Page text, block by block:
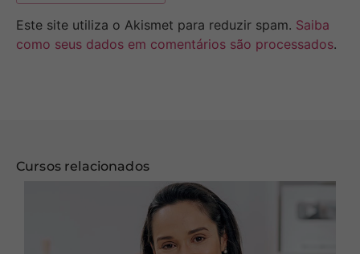
Este site utiliza o Akismet para reduzir spam. Saiba
como seus dados em comentários são processados.
Cursos relacionados